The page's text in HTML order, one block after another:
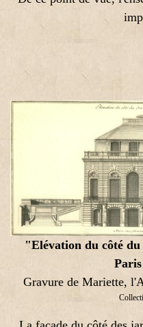
"Elévation du côté
Gravure de Mariette,